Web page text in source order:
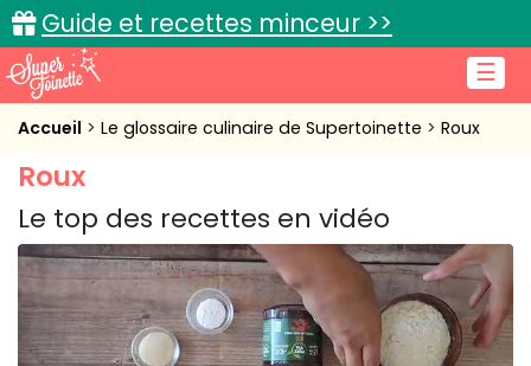
☰
Guide et recettes minceur >>
Accueil
Recettes de cuisine
Cuisine pratique
L'actu cuisine
Accueil Le glossaire culinaire de Supertoinette Roux
Roux
Le top des recettes en vidéo